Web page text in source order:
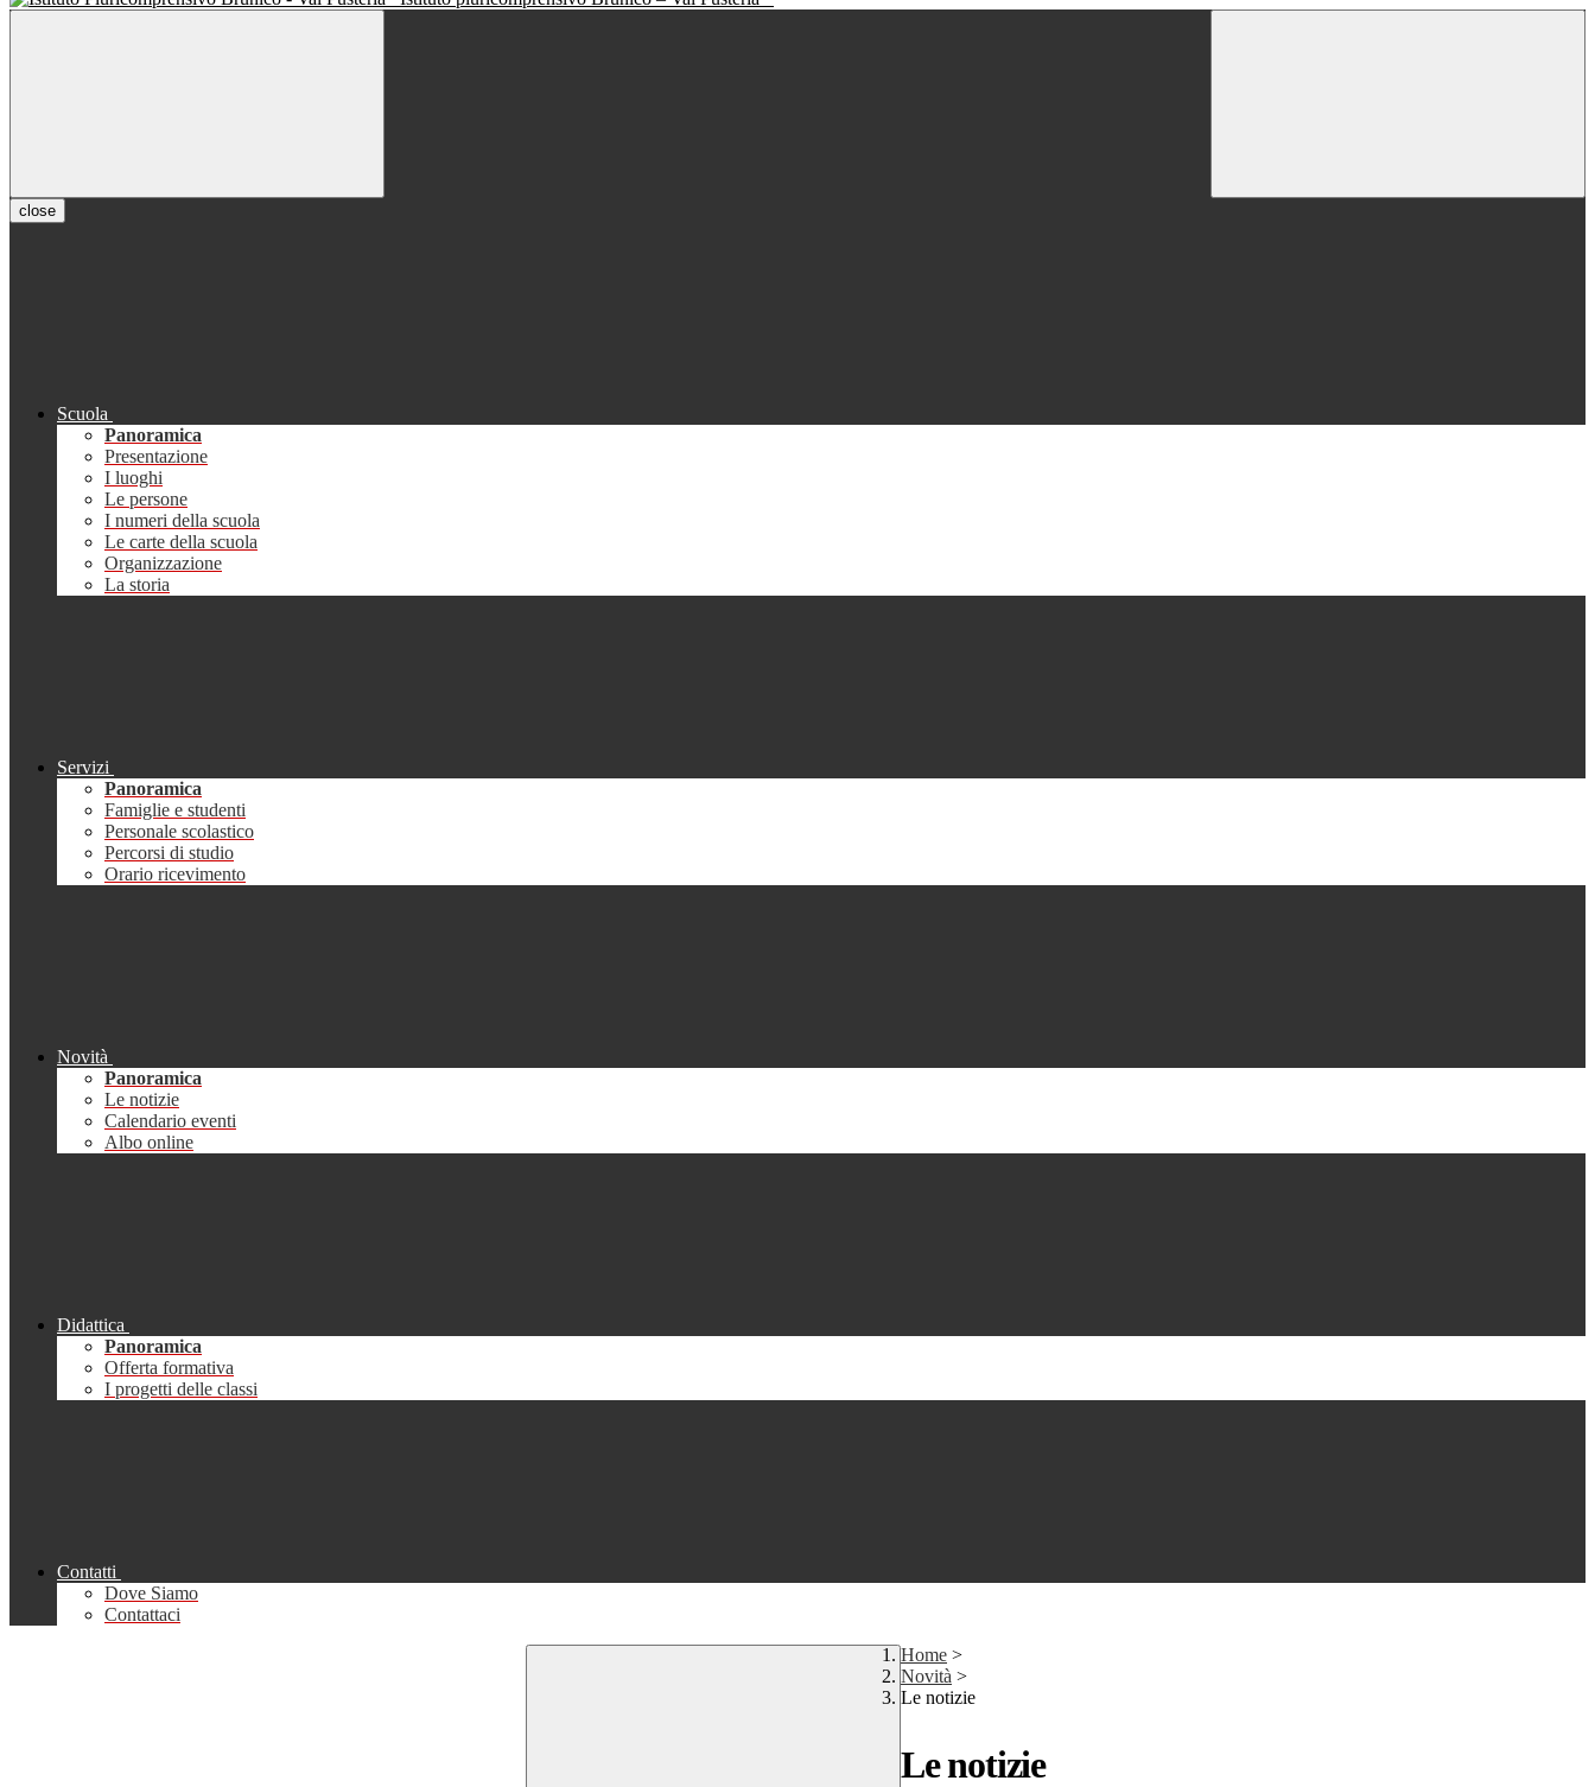
close
Scuola
Panoramica
Presentazione
I luoghi
Le persone
I numeri della scuola
Le carte della scuola
Organizzazione
La storia
Servizi
Panoramica
Famiglie e studenti
Personale scolastico
Percorsi di studio
Orario ricevimento
Novità
Panoramica
Le notizie
Calendario eventi
Albo online
Didattica
Panoramica
Offerta formativa
I progetti delle classi
Contatti
Dove Siamo
Contattaci
Home >
Novità >
Le notizie
Le notizie